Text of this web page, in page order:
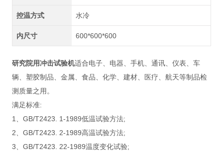
控温方式 水冷
内尺寸 600*600*600
研究院用冲击试验机适合电子、电器、手机、通讯、仪表、车
辆、塑胶制品、金属、食品、化学、建材、医疗、航天等制品检
测质量之用。
满足标准:
1、GB/T2423. 1-1989低温试验方法;
2、GB/T2423. 2-1989高温试验方法;
3、GB/T2423. 22-1989温度变化试验;